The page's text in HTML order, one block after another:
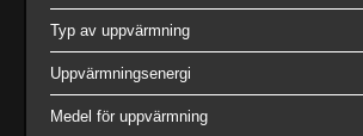
Typ av uppvärmning
Uppvärmningsenergi
Medel för uppvärmning